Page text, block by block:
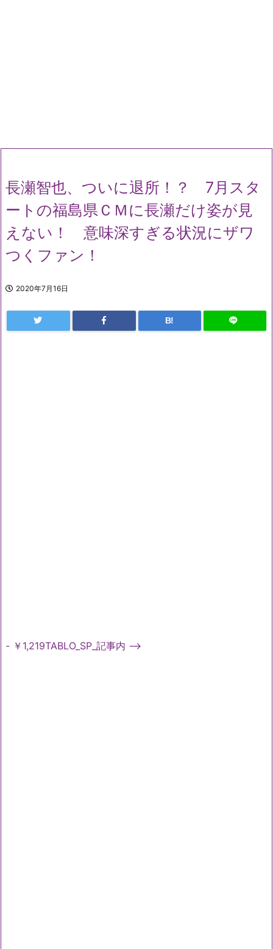
長瀬智也、ついに退所！？ 7月スタ
ートの福島県ＣＭに長瀬だけ姿が見
えない！ 意味深すぎる状況にザワ
つくファン！
2020年7月16日
B!
- ￥1,219TABLO_SP_記事内 -->